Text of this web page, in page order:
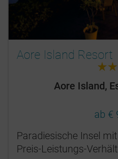
Aore Island Resort
3.0
Aore Island,
ab €
Paradiesische Insel
Preis-Leistungs-